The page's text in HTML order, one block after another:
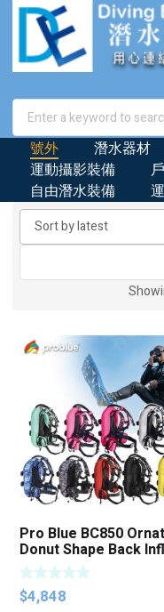
號外 潛水器材
運動攝影裝備
自由潛水裝備
Pro Blue BC850
Donut Shape Back
BCD
$4,848